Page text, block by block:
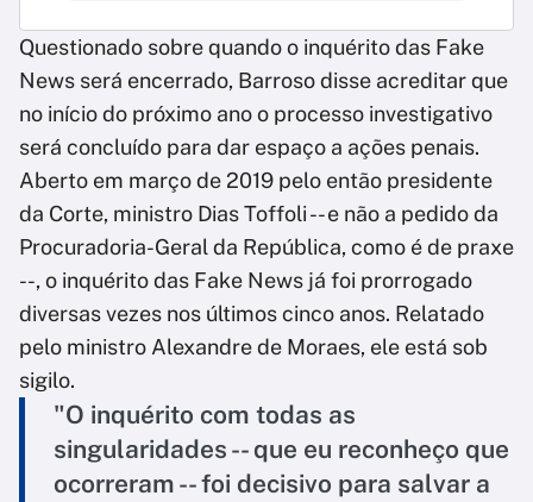
Questionado sobre quando o inquérito das Fake
News será encerrado, Barroso disse acreditar que
no início do próximo ano o processo investigativo
será concluído para dar espaço a ações penais.
Aberto em março de 2019 pelo então presidente
da Corte, ministro Dias Toffoli -- e não a pedido da
Procuradoria-Geral da República, como é de praxe
--, o inquérito das Fake News já foi prorrogado
diversas vezes nos últimos cinco anos. Relatado
pelo ministro Alexandre de Moraes, ele está sob
sigilo.
"O inquérito com todas as
singularidades -- que eu reconheço que
ocorreram -- foi decisivo para salvar a